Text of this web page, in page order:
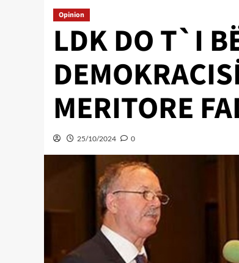
Opinion
LDK DO T`I
MERITORE
25/10/2024 0